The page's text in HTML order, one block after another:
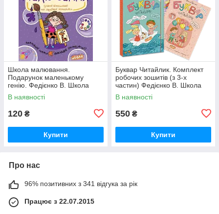
Школа малювання.
Подарунок маленькому
генію. Федієнко В. Школа
В наявності
120 ₴
Купити
Буквар Читайлик. Комплект
робочих зошитів (з 3-х
частин) Федієнко В. Школа
В наявності
550 ₴
Купити
Про нас
96% позитивних з 341 відгука за рік
Працює з 22.07.2015